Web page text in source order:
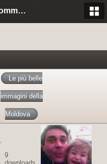
Moldova Community Italia
Le più belle
immagini della
Moldova
9